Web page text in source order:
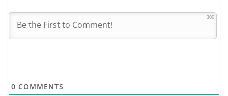
300
0 COMMENTS